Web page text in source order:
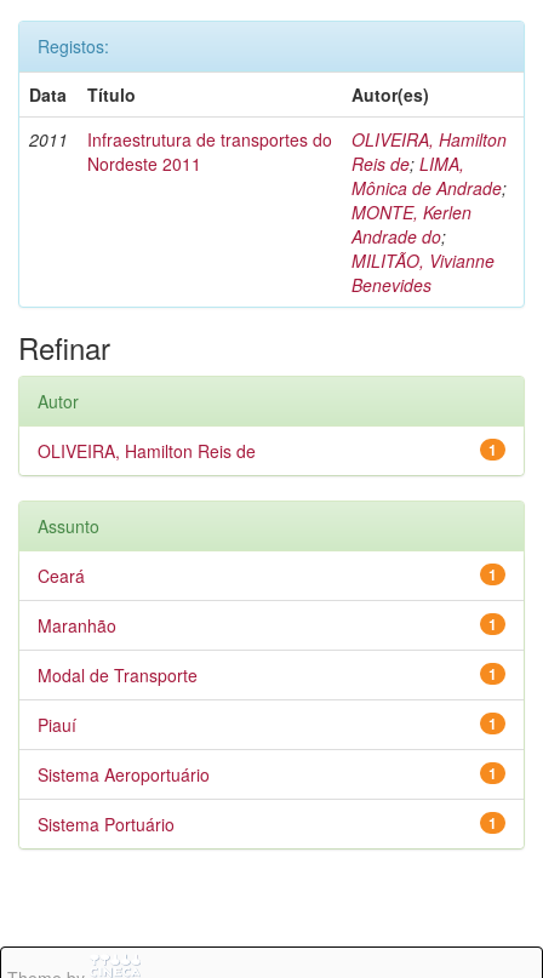
Registos:
Data
Título
Autor(es)
2011
Infraestrutura de transportes do
Nordeste 2011
OLIVEIRA, Hamilton
Reis de; LIMA,
Mônica de Andrade;
MONTE, Kerlen
Andrade do;
MILITÃO, Vivianne
Benevides
Refinar
Autor
1
OLIVEIRA, Hamilton Reis de
Assunto
1
Ceará
1
Maranhão
1
Modal de Transporte
1
Piauí
1
Sistema Aeroportuário
1
Sistema Portuário